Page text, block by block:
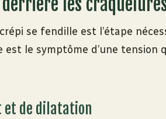
se fendille est l’étape
le symptôme d’une tension
et de dilatation